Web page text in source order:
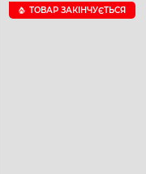
ТОВАР ЗАКІНЧУЄTЬСЯ